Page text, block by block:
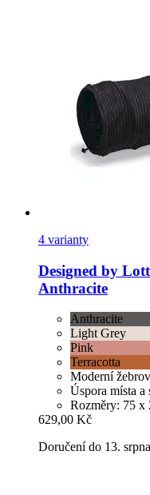
4 varianty
Designed by
Anthracite
Anthracite
Light Grey
Pink
Terracotta
Moderní
Úspora místa a
Rozměry: 75 x
629,00 Kč
Doručení do 13. srpna